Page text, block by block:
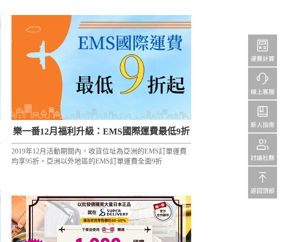
樂一番12月福利升級：EMS國際運費最低9折
2019年12月活動期間內，收貨位址為亞洲的EMS訂單運費
均享95折。亞洲以外地區的EMS訂單運費全面9折